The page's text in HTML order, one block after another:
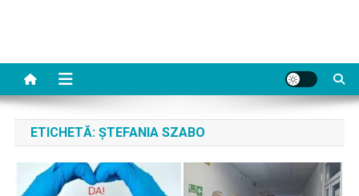
ETICHETĂ: ȘTEFANIA SZABO